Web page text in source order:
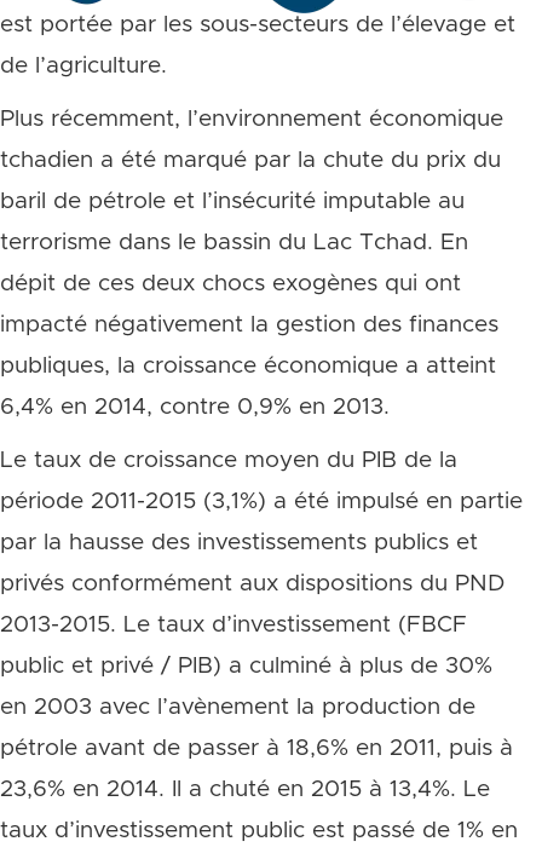
est portée par les sous-secteurs de l’élevage et
de l’agriculture.
Plus récemment, l’environnement économique
tchadien a été marqué par la chute du prix du
baril de pétrole et l’insécurité imputable au
terrorisme dans le bassin du Lac Tchad. En
dépit de ces deux chocs exogènes qui ont
impacté négativement la gestion des finances
publiques, la croissance économique a atteint
6,4% en 2014, contre 0,9% en 2013.
Le taux de croissance moyen du PIB de la
période 2011-2015 (3,1%) a été impulsé en partie
par la hausse des investissements publics et
privés conformément aux dispositions du PND
2013-2015. Le taux d’investissement (FBCF
public et privé / PIB) a culminé à plus de 30%
en 2003 avec l’avènement la production de
pétrole avant de passer à 18,6% en 2011, puis à
23,6% en 2014. Il a chuté en 2015 à 13,4%. Le
taux d’investissement public est passé de 1% en